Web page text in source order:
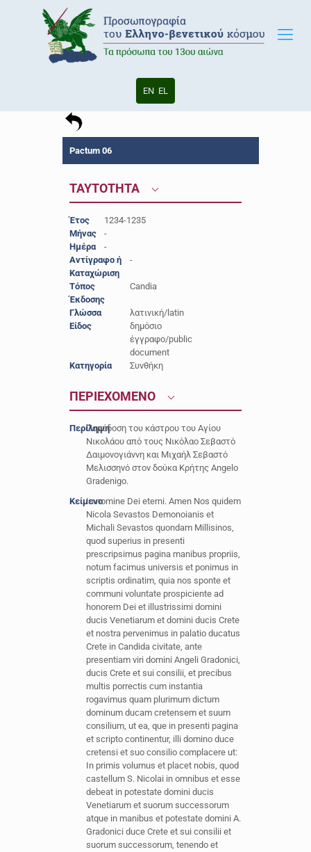
EN EL
Pactum 06
ΤΑΥΤΟΤΗΤΑ
Έτος
1234-1235
Μήνας
-
Ημέρα
-
Αντίγραφο ή
Καταχώριση
-
Τόπος
Έκδοσης
Candia
Γλώσσα
λατινική/latin
Είδος
δημόσιο
έγγραφο/public
document
Κατηγορία
Συνθήκη
ΠΕΡΙΕΧΟΜΕΝΟ
Περίληψη
Παράδοση του κάστρου του Αγίου
Νικολάου από τους Νικόλαο Σεβαστό
Δαιμονογιάννη και Μιχαήλ Σεβαστό
Μελισσηνό στον δούκα Κρήτης Angelo
Gradenigo.
ΚείμενοIn nomine Dei eterni. Amen Nos quidem
Nicola Sevastos Demonoianis et
Michali Sevastos quondam Millisinos,
quod superius in presenti
prescripsimus pagina manibus propriis,
notum facimus universis et ponimus in
scriptis ordinatim, quia nos sponte et
communi voluntate prospiciente ad
honorem Dei et illustrissimi domini
ducis Venetiarum et domini ducis Crete
et nostra pervenimus in palatio ducatus
Crete in Candida civitate, ante
presentiam viri domini Angeli Gradonici,
ducis Crete et sui consilii, et precibus
multis porrectis cum instantia
rogavimus quam plurimum dictum
dominum ducam cretensem et suum
consilium, ut ea, que in presenti pagina
et scripto continentur, illi domino duce
cretensi et suo consilio complacere ut:
In primis volumus et placet nobis, quod
castellum S. Nicolai in omnibus et esse
debeat in potestate domini ducis
Venetiarum et suorum successorum
atque in manibus et potestate domini A.
Gradonici duce Crete et sui consilii et
suorum successorum, tenendo et